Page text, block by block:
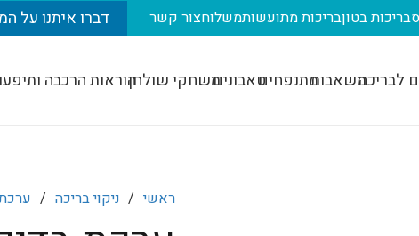
בריכות בטוןבריכות מתועשותמשלוחצור קשר דברו איתנו על
לבריכהמשאבותמתנפחיםטאבוניםמשחקי שולחןהוראות הרכבה
ראשי / ניקוי בריכה /